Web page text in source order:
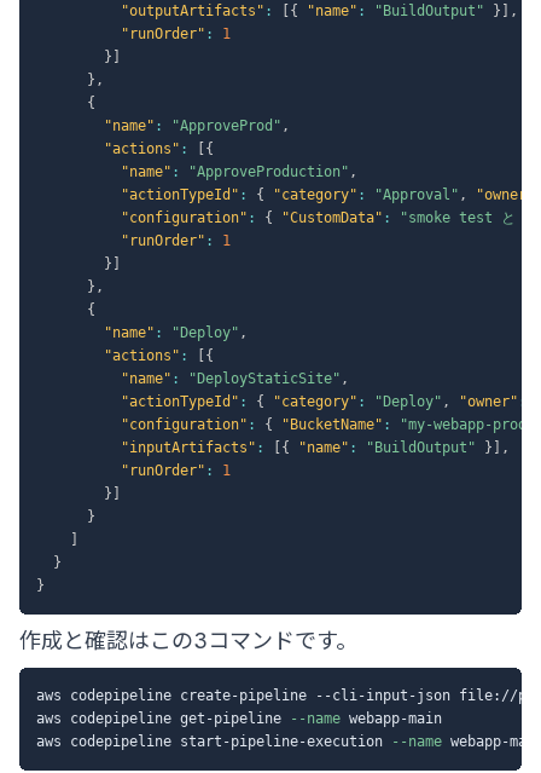
"outputArtifacts" : { "name" : "BuildOutput" }
,
"runOrder" :
1
}
} ,
{
"name" : "ApproveProd" ,
"actions" :
{
"name" : "ApproveProduction" ,
"actionTypeId" : { "category" : "Approval" , "owner"
"configuration" : { "CustomData" :
"smoke test と
"runOrder" :
1
}
} ,
{
"name" : "Deploy" ,
"actions" :
{
"name" : "DeployStaticSite" ,
"actionTypeId" : { "category" : "Deploy" , "owner"
"configuration" : { "BucketName" : "my-webapp-prod"
"inputArtifacts" : { "name" : "BuildOutput" }
,
"runOrder" :
1
}
}
}
}
作成と確認はこの3コマンドです。
aws codepipeline create-pipeline --cli-input-json file://
aws codepipeline get-pipeline
--name webapp-main
aws codepipeline start-pipeline-execution
--name